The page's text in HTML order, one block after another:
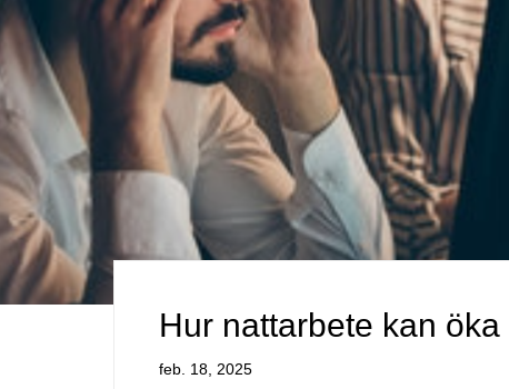
Hur nattarbete kan
feb. 18, 2025